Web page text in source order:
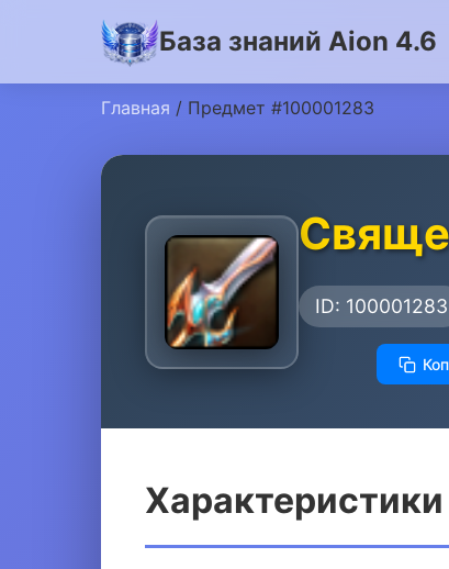
База знаний Aion 4.6
Главная / Предмет #100001283
ID: 100001283
Характеристики